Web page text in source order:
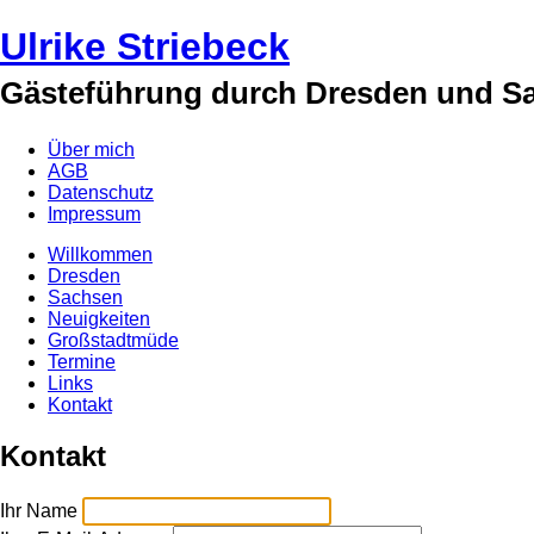
Ulrike Striebeck
Gästeführung durch Dresden und
Über mich
AGB
Datenschutz
Impressum
Willkommen
Dresden
Sachsen
Neuigkeiten
Großstadtmüde
Termine
Links
Kontakt
Kontakt
Ihr Name